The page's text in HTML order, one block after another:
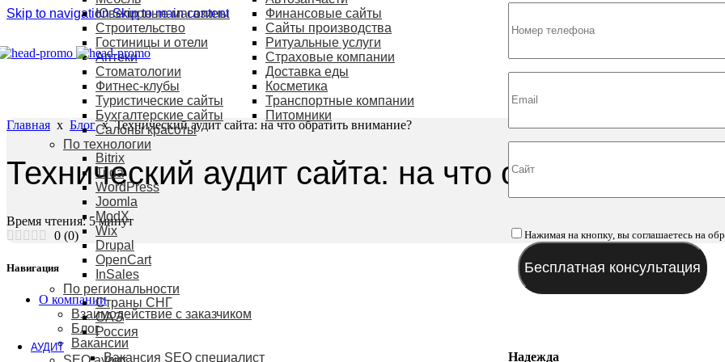
Skip to navigationSkip to main content
Ювелирные магазины
Строительство
Гостиницы и отели
Аптеки
Cтоматологии
Фитнес-клубы
Туристические сайты
Бухгалтерские сайты
Салоны красоты
Финансовые сайты
Сайты производства
Ритуальные услуги
Страховые компании
Доставка еды
Косметика
Транспортные компании
Питомники
По технологии
Bitrix
Tilda
WordPress
Joomla
ModX
Wix
Drupal
OpenCart
InSales
По региональности
Страны СНГ
ОАЭ
Россия
АУДИТ
Нажимая на кнопку, вы соглашаетесь на
Надежда
Главная x БлогxТехнический аудит сайта: на что обратить внимание?
Технический аудит сайта: на что обратить
Время чтения: 5 минут
0 (0)
Навигация
О компании
Взаимодействие с заказчиком
Блог
Вакансии
Вакансия SEO специалист